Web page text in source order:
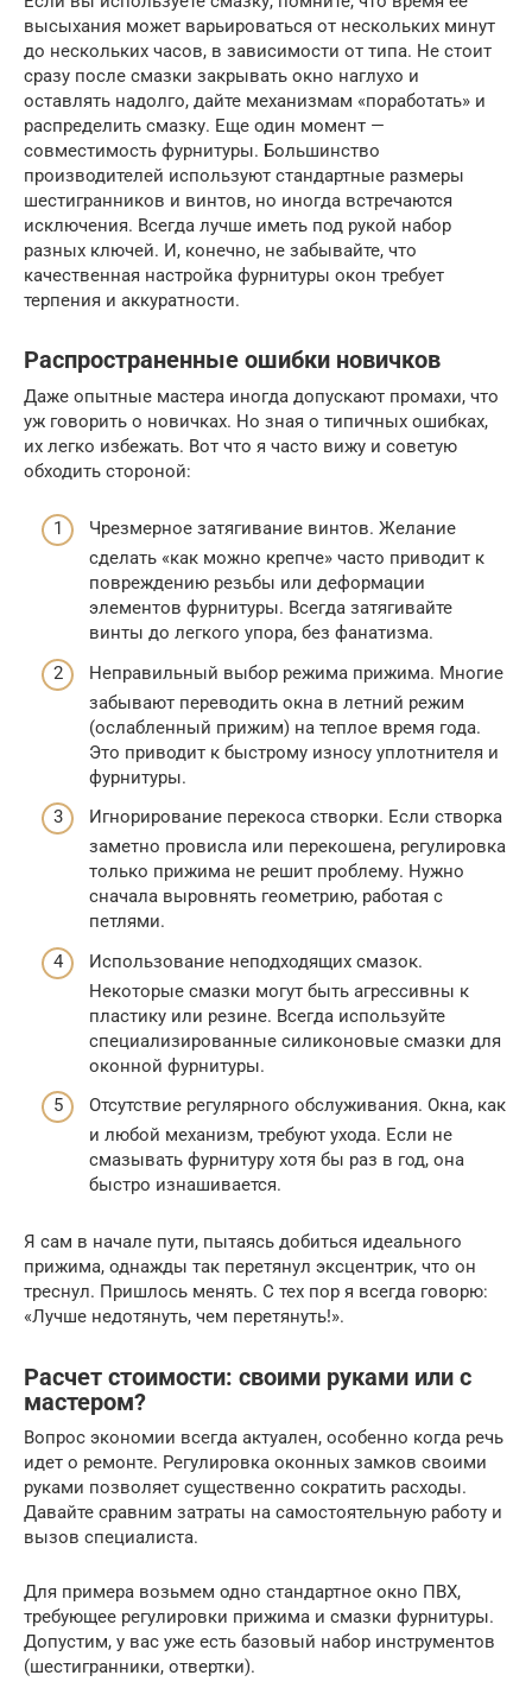
высыхания может варьироваться от нескольких минут
до нескольких часов, в зависимости от типа. Не стоит
сразу после смазки закрывать окно наглухо и
оставлять надолго, дайте механизмам «поработать» и
распределить смазку. Еще один момент —
совместимость фурнитуры. Большинство
производителей используют стандартные размеры
шестигранников и винтов, но иногда встречаются
исключения. Всегда лучше иметь под рукой набор
разных ключей. И, конечно, не забывайте, что
качественная настройка фурнитуры окон требует
терпения и аккуратности.
Распространенные ошибки новичков
Даже опытные мастера иногда допускают промахи, что
уж говорить о новичках. Но зная о типичных ошибках,
их легко избежать. Вот что я часто вижу и советую
обходить стороной:
Чрезмерное затягивание винтов. Желание
сделать «как можно крепче» часто приводит к
повреждению резьбы или деформации
элементов фурнитуры. Всегда затягивайте
винты до легкого упора, без фанатизма.
Неправильный выбор режима прижима. Многие
забывают переводить окна в летний режим
(ослабленный прижим) на теплое время года.
Это приводит к быстрому износу уплотнителя и
фурнитуры.
Игнорирование перекоса створки. Если створка
заметно провисла или перекошена, регулировка
только прижима не решит проблему. Нужно
сначала выровнять геометрию, работая с
петлями.
Использование неподходящих смазок.
Некоторые смазки могут быть агрессивны к
пластику или резине. Всегда используйте
специализированные силиконовые смазки для
оконной фурнитуры.
Отсутствие регулярного обслуживания. Окна, как
и любой механизм, требуют ухода. Если не
смазывать фурнитуру хотя бы раз в год, она
быстро изнашивается.
Я сам в начале пути, пытаясь добиться идеального
прижима, однажды так перетянул эксцентрик, что он
треснул. Пришлось менять. С тех пор я всегда говорю:
«Лучше недотянуть, чем перетянуть!».
Расчет стоимости: своими руками или с
мастером?
Вопрос экономии всегда актуален, особенно когда речь
идет о ремонте. Регулировка оконных замков своими
руками позволяет существенно сократить расходы.
Давайте сравним затраты на самостоятельную работу и
вызов специалиста.
Для примера возьмем одно стандартное окно ПВХ,
требующее регулировки прижима и смазки фурнитуры.
Допустим, у вас уже есть базовый набор инструментов
(шестигранники, отвертки).